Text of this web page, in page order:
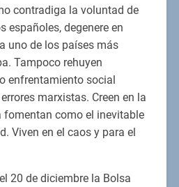
contradiga la voluntad de
españoles, degenere en
uno de los países más
Tampoco rehuyen
enfrentamiento social
marxistas. Creen en la
fomentan como el inevitable
Viven en el caos y para el
20 de diciembre la Bolsa